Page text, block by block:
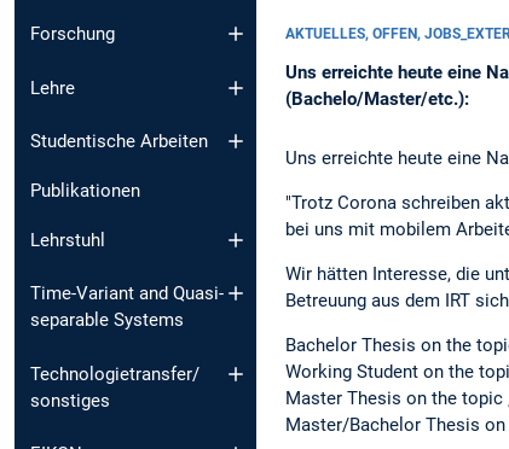
Forschung
Lehre
Studentische Arbeiten
Publikationen
Lehrstuhl
Time-Variant and Quasi-
separable Systems
Technologietransfer/
sonstiges
AKTUELLES, OFFEN,
Uns erreichte heute eine
(Bachelo/Master/etc.):
Uns erreichte heute eine
"Trotz Corona schreiben
bei uns mit mobilem
Wir hätten Interesse, die
Betreuung aus dem IRT
Bachelor Thesis on the
Working Student on the
Master Thesis on the topic
Master/Bachelor Thesis on